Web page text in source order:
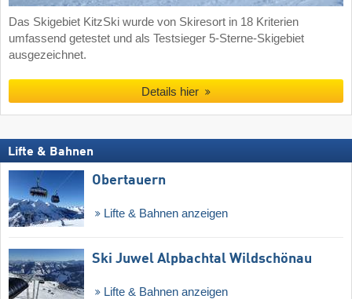
Das Skigebiet KitzSki wurde von Skiresort in 18 Kriterien
umfassend getestet und als Testsieger 5-Sterne-Skigebiet
ausgezeichnet.
Details hier
Lifte & Bahnen
Obertauern
Lifte & Bahnen anzeigen
Ski Juwel Alpbachtal Wildschönau
Lifte & Bahnen anzeigen